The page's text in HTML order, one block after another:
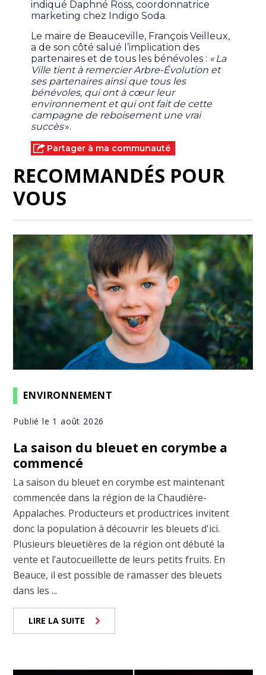
indiqué Daphné Ross, coordonnatrice
marketing chez Indigo Soda.
Le maire de Beauceville, François Veilleux,
a de son côté salué l’implication des
partenaires et de tous les bénévoles : « La
Ville tient à remercier Arbre-Évolution et
ses partenaires ainsi que tous les
bénévoles, qui ont à cœur leur
environnement et qui ont fait de cette
campagne de reboisement une vrai
succès».
Partager à ma communauté
RECOMMANDÉS POUR
VOUS
ENVIRONNEMENT
Publié le 1 août 2026
La saison du bleuet en corymbe a
commencé
La saison du bleuet en corymbe est maintenant
commencée dans la région de la Chaudière-
Appalaches. Producteurs et productrices invitent
donc la population à découvrir les bleuets d'ici.
Plusieurs bleuetières de la région ont débuté la
vente et l’autocueillette de leurs petits fruits. En
Beauce, il est possible de ramasser des bleuets
dans les ...
LIRE LA SUITE